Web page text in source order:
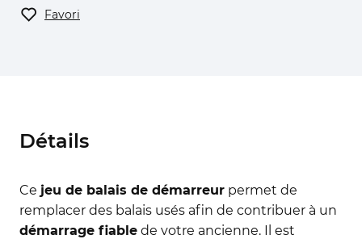
Favori
Détails
Ce jeu de balais de démarreur permet de
remplacer des balais usés afin de contribuer à un
démarrage fiable de votre ancienne. Il est